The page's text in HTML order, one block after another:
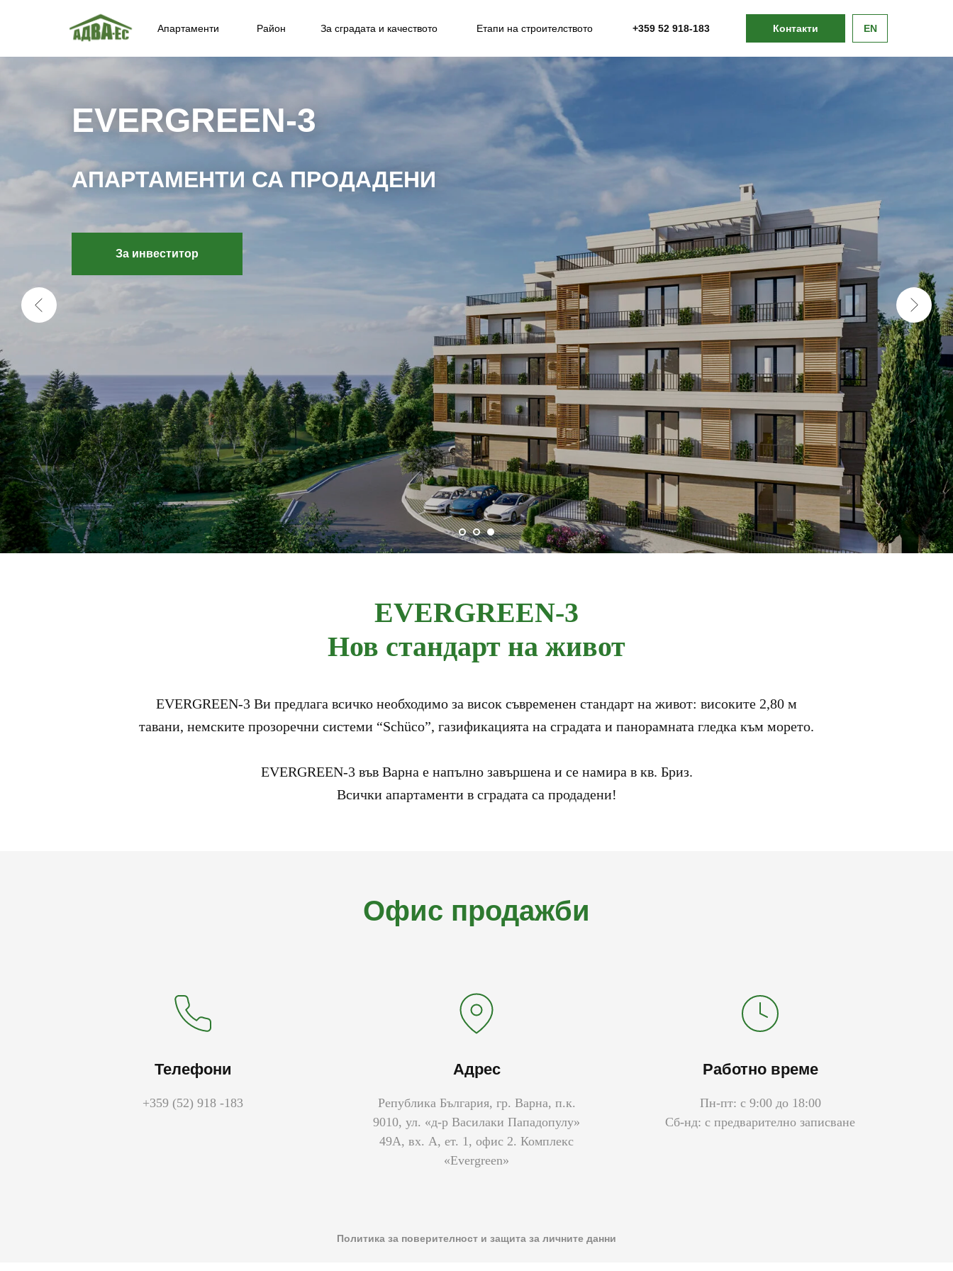
Апартаменти Район За сградата и качеството Етапи на строителството Контакти EN
+359 52 918-183
EVERGREEN-3
АПАРТАМЕНТИ СА ПРОДАДЕНИ
За инвеститор
EVERGREEN-3
Нов стандарт на живот
EVERGREEN-3 Ви предлага всичко необходимо за висок съвременен стандарт на живот: високите 2,80 м
тавани, немските прозоречни системи “Schüco”, газификацията на сградата и панорамната гледка към морето.
EVERGREEN-3 във Варна е напълно завършена и се намира в кв. Бриз.
Всички апартаменти в сградата са продадени!
Офис продажби
Телефони
+359 (52) 918 -183
Адрес
Република България, гр. Варна, п.к.
9010, ул. «д-р Василаки Пападопулу»
49А, вх. А, ет. 1, офис 2. Комплекс
«Evergreen»
Работно време
Пн-пт: с 9:00 до 18:00
Сб-нд: с предварително записване
Политика за поверителност и защита за личните данни